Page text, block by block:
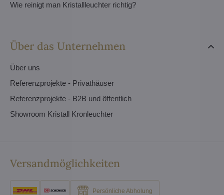
Wie reinigt man Kristallleuchter richtig?
Über das Unternehmen
Über uns
Referenzprojekte - Privathäuser
Referenzprojekte - B2B und öffentlich
Showroom Kristall Kronleuchter
Versandmöglichkeiten
Persönliche Abholung